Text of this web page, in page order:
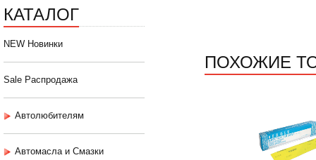
КАТАЛОГ
NEW Новинки
Sale Распродажа
Автолюбителям
Автомасла и Смазки
ПОХОЖИЕ